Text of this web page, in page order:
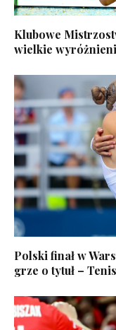
Klubowe
wielkie
Polski finał w
grze o tytuł –